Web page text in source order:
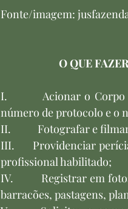
Fonte/imagem:
O QUE
I.         Acionar o Corpo
número de protocolo e o
II.           Fotografar e
III.       Providenciar
profissional habilitado;
IV.         Registrar em
barracões, pastagens,